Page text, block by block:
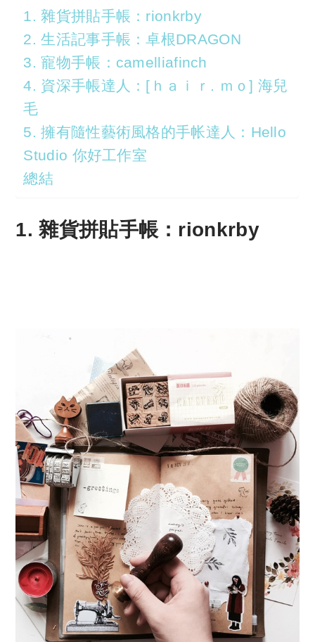
1. 雜貨拼貼手帳：rionkrby
2. 生活記事手帳：卓根DRAGON
3. 寵物手帳：camelliafinch
4. 資深手帳達人：[ｈａｉｒ. ｍｏ] 海兒
毛
5. 擁有隨性藝術風格的手帐達人：Hello
Studio 你好工作室
總結
1. 雜貨拼貼手帳：rionkrby